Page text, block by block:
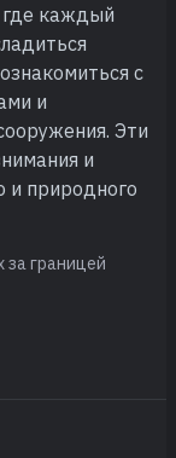
каждый
с
и
Эти
и
и природного
границей